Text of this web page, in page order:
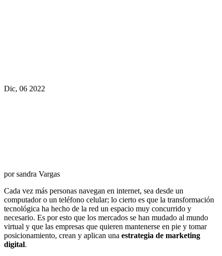
Dic, 06 2022
por sandra Vargas
Cada vez más personas navegan en internet, sea desde un
computador o un teléfono celular; lo cierto es que la transformación
tecnológica ha hecho de la red un espacio muy concurrido y
necesario. Es por esto que los mercados se han mudado al mundo
virtual y que las empresas que quieren mantenerse en pie y tomar
posicionamiento, crean y aplican una estrategia de marketing
digital.